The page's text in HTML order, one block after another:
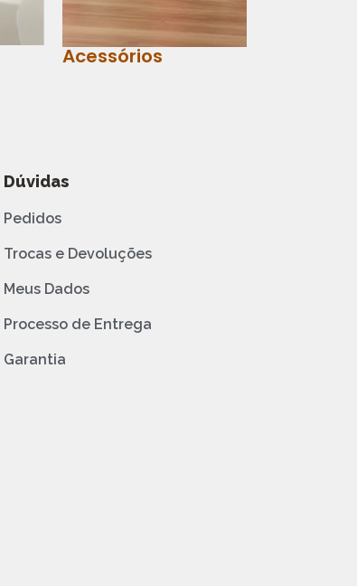
Acessórios
Dúvidas
Pedidos
Trocas e Devoluções
Meus Dados
Processo de Entrega
Garantia